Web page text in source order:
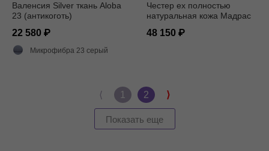
Валенсия Silver ткань Aloba
23 (антикоготь)
22 580
Микрофибра 23 серый
Честер ех полностью
натуральная кожа Мадрас
48 150
⟨ 1 2 ⟩
Показать еще